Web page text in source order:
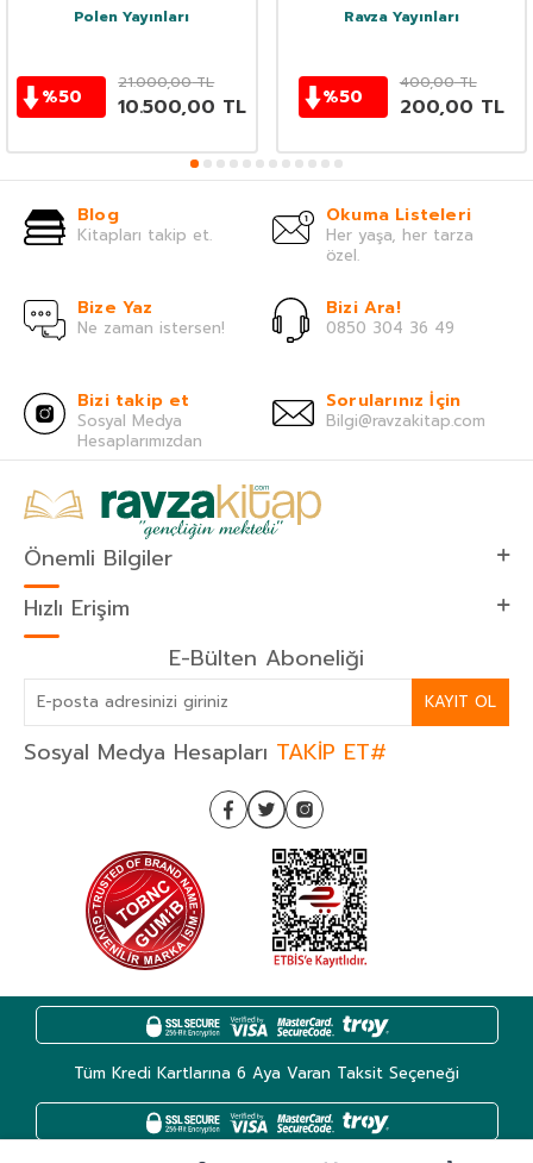
Polen Yayınları
%50
21.000,00TL
10.500,00 TL
Ravza Yayınları
%50
400,00TL
200,00 TL
Blog
Kitapları takip et.
Okuma Listeleri
Her yaşa, her tarza
özel.
Bize Yaz
Ne zaman istersen!
Bizi Ara!
0850 304 36 49
Bizi takip et
Sosyal Medya
Hesaplarımızdan
Sorularınız İçin
Bilgi@ravzakitap.com
Önemli Bilgiler
Hızlı Erişim
E-Bülten Aboneliği
KAYIT OL
Sosyal Medya Hesapları TAKİP ET#
Tüm Kredi Kartlarına 6 Aya Varan Taksit Seçeneği